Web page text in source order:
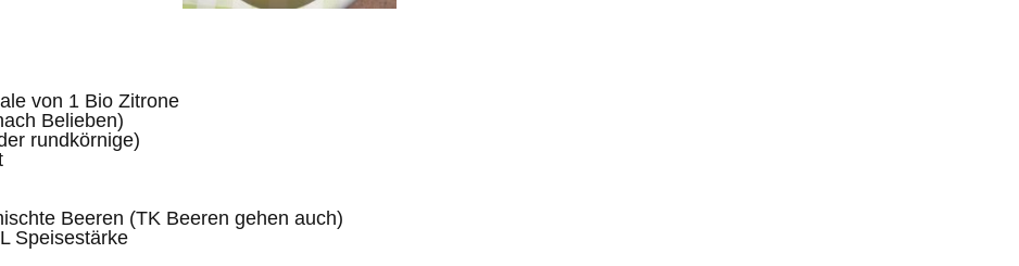
von 1 Bio Zitrone
Belieben)
rundkörnige)
Beeren (TK Beeren gehen auch)
Speisestärke